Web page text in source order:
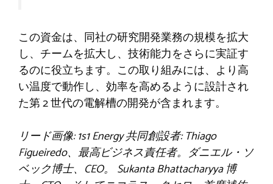
この資金は、同社の研究開発業務の規模を拡大
し、チームを拡大し、技術能力をさらに実証す
るのに役立ちます。この取り組みには、より高
い温度で動作し、効率を高めるように設計され
た第 2 世代の電解槽の開発が含まれます。
リード画像: 1s1 Energy 共同創設者: Thiago
Figueiredo、最高ビジネス責任者。ダニエル・ソ
ベック博士、CEO。 Sukanta Bhattacharyya 博